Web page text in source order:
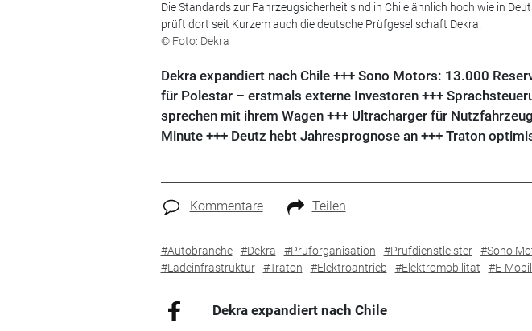
Die Standards zur Fahrzeugsicherheit sind in Chile ähnlich hoch wie in
prüft dort seit Kurzem auch die deutsche Prüfgesellschaft Dekra.
© Foto: Dekra
Dekra expandiert nach Chile +++ Sono Motors: 13.000
für Polestar – erstmals externe Investoren +++
sprechen mit ihrem Wagen +++ Ultracharger für
Minute +++ Deutz hebt Jahresprognose an +++ Traton
Kommentare Teilen
#Autobranche #Dekra #Prüforganisation #Prüfdienstleister #Sono
#Ladeinfrastruktur
#Traton #Elektroantrieb #Elektromobilität #E-
Dekra expandiert nach Chile